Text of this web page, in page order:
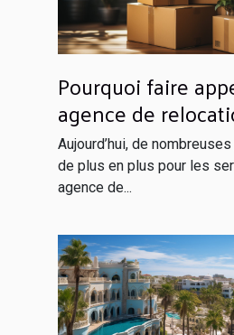
Pourquoi faire
agence de
Aujourd’hui, de
de plus en plus pour les
agence de...